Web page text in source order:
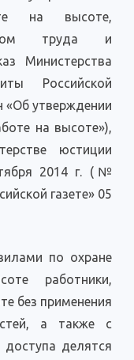
на высоте,
труда и
Министерства
Российской
«Об утверждении
на высоте»),
юстиции
2014 г. (№
газете» 05
по охране
работники,
без применения
а также с
доступа делятся